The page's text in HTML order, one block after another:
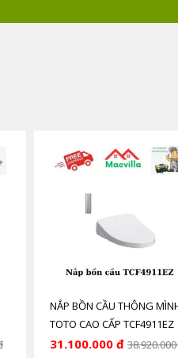
NẮP BỒN CẦU THÔNG
TOTO CAO CẤP TCF4911EZ
(TCF4911Z) CHÍNH HÃNG
31.100.000 đ